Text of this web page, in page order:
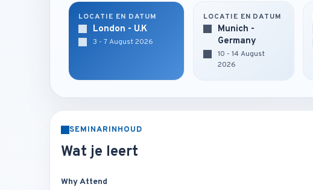
LOCATIE EN DATUM
London - U.K
3 - 7 August 2026
LOCATIE EN DATUM
Munich -
Germany
10 - 14 August
2026
SEMINARINHOUD
Wat je leert
Why Attend